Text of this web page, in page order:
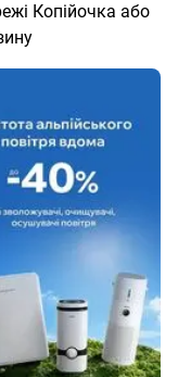
Копійочка або